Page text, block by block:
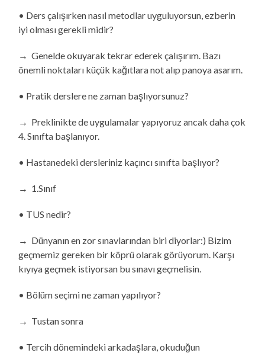
• Ders çalışırken nasıl metodlar uyguluyorsun, ezberin
iyi olması gerekli midir?
→ Genelde okuyarak tekrar ederek çalışırım. Bazı
önemli noktaları küçük kağıtlara not alıp panoya asarım.
• Pratik derslere ne zaman başlıyorsunuz?
→ Preklinikte de uygulamalar yapıyoruz ancak daha çok
4. Sınıfta başlanıyor.
• Hastanedeki dersleriniz kaçıncı sınıfta başlıyor?
→ 1.Sınıf
• TUS nedir?
→ Dünyanın en zor sınavlarından biri diyorlar:) Bizim
geçmemiz gereken bir köprü olarak görüyorum. Karşı
kıyıya geçmek istiyorsan bu sınavı geçmelisin.
• Bölüm seçimi ne zaman yapılıyor?
→ Tustan sonra
• Tercih dönemindeki arkadaşlara, okuduğun